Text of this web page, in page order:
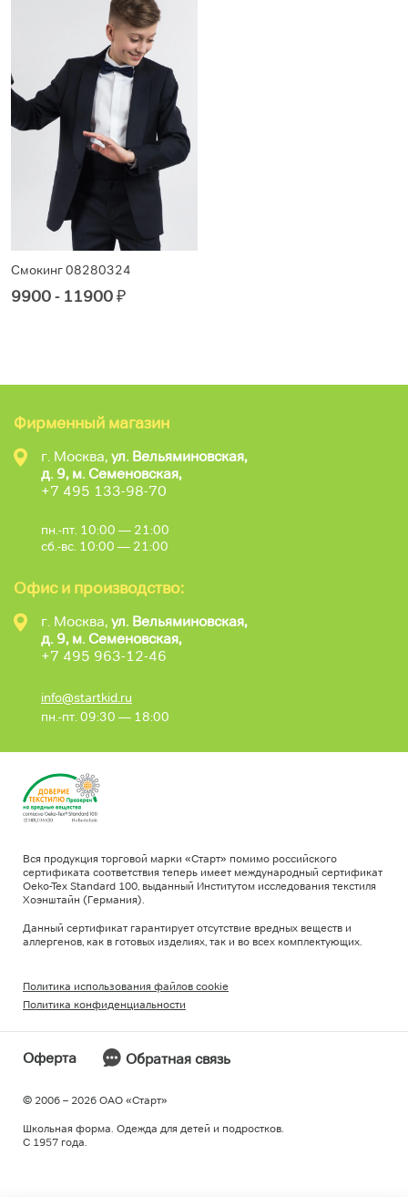
Смокинг 08280324
9900 - 11900₽
Фирменный магазин
г. Москва, ул. Вельяминовская,
д. 9, м. Семеновская,
+7 495 133-98-70
пн.-пт. 10:00 — 21:00
сб.-вс. 10:00 — 21:00
Офис и производство:
г. Москва, ул. Вельяминовская,
д. 9, м. Семеновская,
+7 495 963-12-46
info@startkid.ru
пн.-пт. 09:30 — 18:00
© 2006 – 2026 ОAO «Старт»
Школьная форма. Одежда для детей и подростков.
С 1957 года.
Оферта Обратная связь
Вся продукция торговой марки «Старт» помимо российского
сертификата соответствия теперь имеет международный сертификат
Oeko-Tex Standard 100, выданный Институтом исследования текстиля
Хоэнштайн (Германия).
Данный сертификат гарантирует отсутствие вредных веществ и
аллергенов, как в готовых изделиях, так и во всех комплектующих.
Политика использования файлов cookie
Политика конфиденциальности